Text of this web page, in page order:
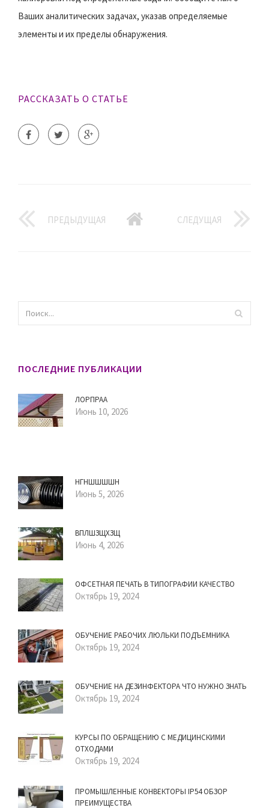
Ваших аналитических задачах, указав определяемые
элементы и их пределы обнаружения.
РАССКАЗАТЬ О СТАТЬЕ
ПРЕДЫДУЩАЯ СЛЕДУЩАЯ
ПОСЛЕДНИЕ ПУБЛИКАЦИИ
ЛОРПРАА
Июнь 10, 2026
НГНШШШШН
Июнь 5, 2026
ВПЛШЗЩХЗЩ
Июнь 4, 2026
ОФСЕТНАЯ ПЕЧАТЬ В ТИПОГРАФИИ КАЧЕСТВО
Октябрь 19, 2024
ОБУЧЕНИЕ РАБОЧИХ ЛЮЛЬКИ ПОДЪЕМНИКА
Октябрь 19, 2024
ОБУЧЕНИЕ НА ДЕЗИНФЕКТОРА ЧТО НУЖНО ЗНАТЬ
Октябрь 19, 2024
КУРСЫ ПО ОБРАЩЕНИЮ С МЕДИЦИНСКИМИ
ОТХОДАМИ
Октябрь 19, 2024
ПРОМЫШЛЕННЫЕ КОНВЕКТОРЫ IP54 ОБЗОР
ПРЕИМУЩЕСТВА